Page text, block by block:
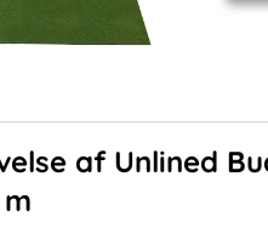
af Unlined